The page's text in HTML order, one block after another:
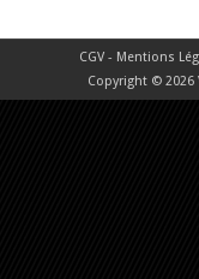
CGV - Mentions
Copyright © 2026